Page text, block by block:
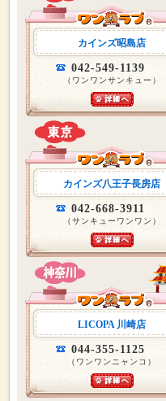
カインズ昭島店
042-549-1139
（ワンワンサンキュー）
カインズ八王子長房店
042-668-3911
（サンキューワンワン）
LICOPA 川崎店
044-355-1125
（ワンワンニャンコ）